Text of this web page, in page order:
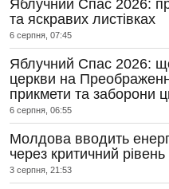
Яблучний Спас 2026:
та яскравих листівках
6 серпня, 07:45
Яблучний Спас 2026:
церкви на
прикмети та заборони
6 серпня, 06:55
Молдова вводить
через критичний рівень
3 серпня, 21:53